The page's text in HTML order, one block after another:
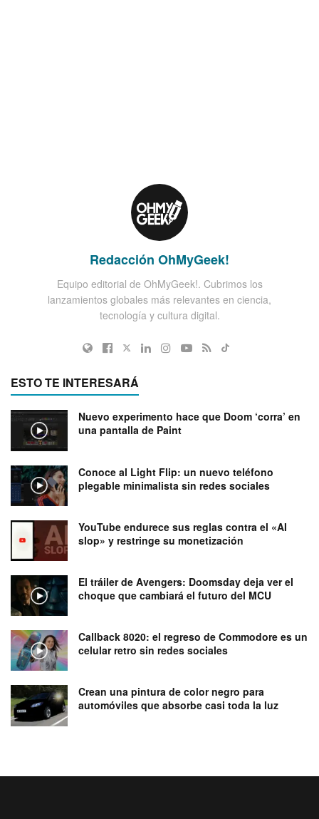
Redacción OhMyGeek!
Equipo editorial de OhMyGeek!. Cubrimos los
lanzamientos globales más relevantes en ciencia,
tecnología y cultura digital.
ESTO TE INTERESARÁ
Nuevo experimento hace que Doom ‘corra’ en
una pantalla de Paint
Conoce al Light Flip: un nuevo teléfono
plegable minimalista sin redes sociales
YouTube endurece sus reglas contra el «AI
slop» y restringe su monetización
El tráiler de Avengers: Doomsday deja ver el
choque que cambiará el futuro del MCU
Callback 8020: el regreso de Commodore es un
celular retro sin redes sociales
Crean una pintura de color negro para
automóviles que absorbe casi toda la luz